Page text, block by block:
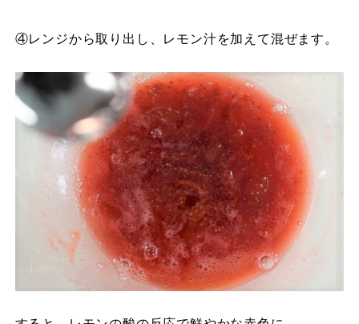
④レンジから取り出し、レモン汁を加えて混ぜます。